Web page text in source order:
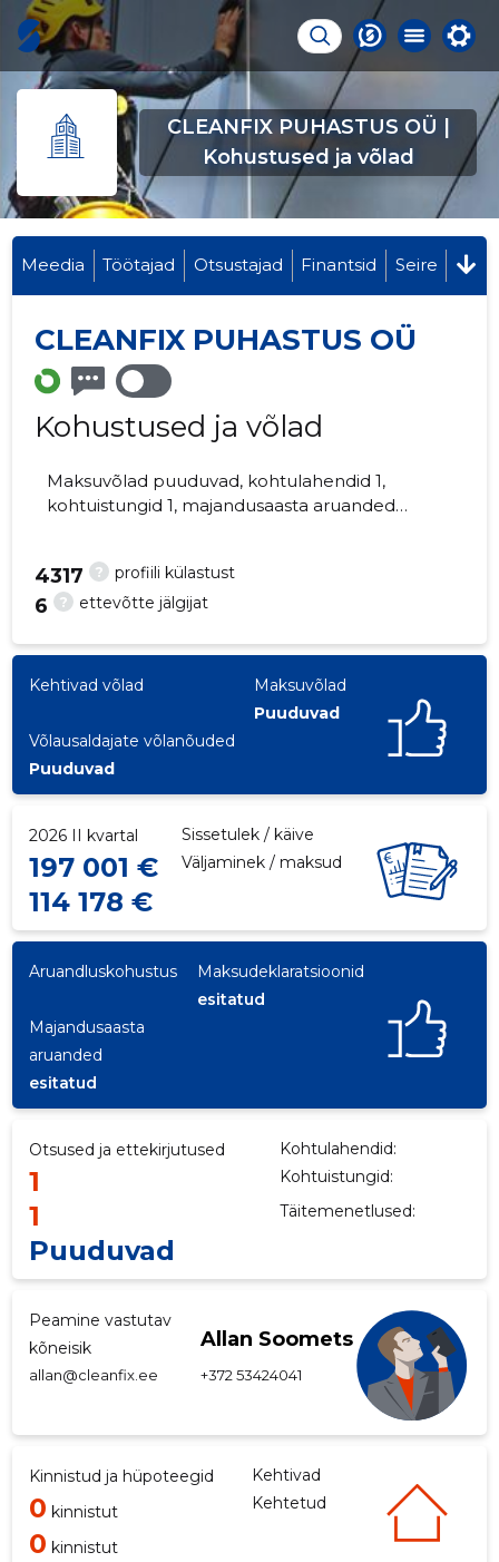
CLEANFIX PUHASTUS OÜ |
Kohustused ja võlad
Meedia Töötajad Otsustajad Finantsid Seire
CLEANFIX PUHASTUS OÜ
Kohustused ja võlad
Maksuvõlad puuduvad, kohtulahendid 1,
kohtuistungid 1, majandusaasta aruanded
? profiili külastust
4317
? ettevõtte jälgijat
6
Kehtivad võlad
Maksuvõlad
Puuduvad
Võlausaldajate võlanõuded
Puuduvad
2026 II kvartal Sissetulek / käive
197 001 € Väljaminek / maksud
114 178 €
Aruandluskohustus
Maksudeklaratsioonid
esitatud
Majandusaasta
aruanded
esitatud
Otsused ja ettekirjutused Kohtulahendid:
1 Kohtuistungid:
1 Täitemenetlused:
Puuduvad
Peamine vastutav
kõneisik
Allan Soomets
allan@cleanfix.ee +372 53424041
Kinnistud ja hüpoteegid Kehtivad
0 kinnistut Kehtetud
0 kinnistut